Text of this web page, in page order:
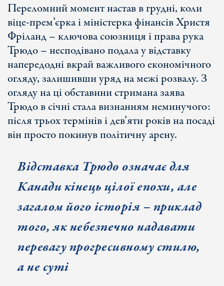
Переломний момент настав в грудні, коли
віце-прем’єрка і міністерка фінансів Христя
Фріланд – ключова союзниця і права рука
Трюдо – несподівано подала у відставку
напередодні вкрай важливого економічного
огляду, залишивши уряд на межі розвалу. З
огляду на ці обставини стримана заява
Трюдо в січні стала визнанням неминучого:
після трьох термінів і дев’яти років на посаді
він просто покинув політичну арену.
Відставка Трюдо означає для
Канади кінець цілої епохи, але
загалом його історія – приклад
того, як небезпечно надавати
перевагу прогресивному стилю,
а не суті